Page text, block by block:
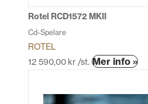
Rotel RCD1572 MKII
Cd-Spelare
ROTEL
12 590,00 kr /st. Mer info »Den